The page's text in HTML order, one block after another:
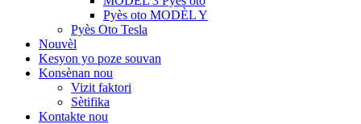
Pyès oto MODÈL Y
Pyès Oto Tesla
Nouvèl
Kesyon yo poze souvan
Konsènan nou
Vizit faktori
Sètifika
Kontakte nou